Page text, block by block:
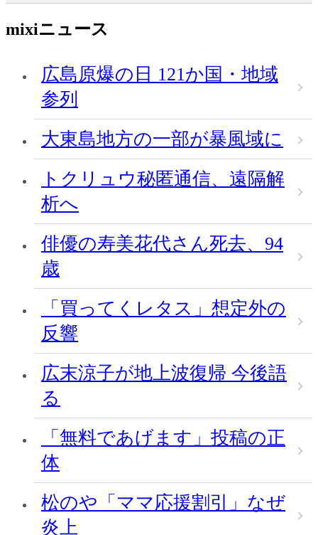
mixiニュース
広島原爆の日 121か国・地域
参列
大東島地方の一部が暴風域に
トクリュウ秘匿通信、遠隔解
析へ
俳優の寿美花代さん死去、94
歳
「買ってくレタス」想定外の
反響
広末涼子が地上波復帰 今後語
る
「無料であげます」投稿の正
体
松のや「ママ応援割引」なぜ
炎上